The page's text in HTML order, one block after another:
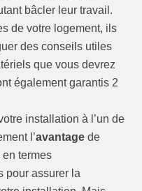
bâcler leur travail.
de votre logement, ils
des conseils utiles
que vous devrez
également garantis 2
installation à l’un de
l’avantage de
termes
pour assurer la